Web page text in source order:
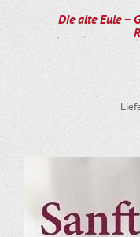
Die alte Eule –